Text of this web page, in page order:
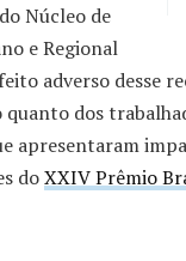
Núcleo de
e Regional
adverso
quanto dos
apresentaram
doXXIV Prêmio